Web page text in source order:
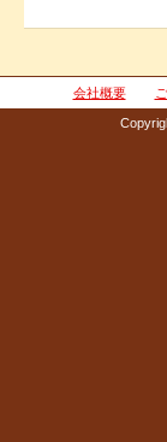
会社概要